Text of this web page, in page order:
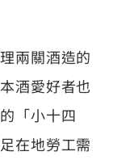
兩關酒造的
酒愛好者也
「小十四
在地勞工需